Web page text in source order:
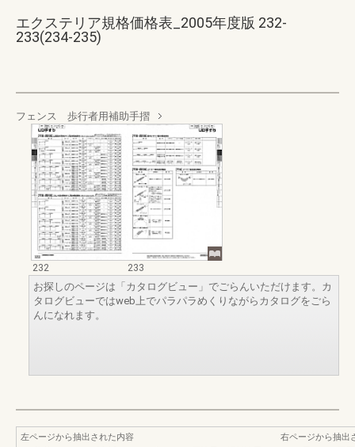
エクステリア規格価格表_2005年度版 232-
233(234-235)
フェンス 歩行者用補助手摺
232
233
お探しのページは「カタログビュー」でごらんいただけます。カ
タログビューではweb上でパラパラめくりながらカタログをごら
んになれます。
左ページから抽出された内容
右ページから抽出